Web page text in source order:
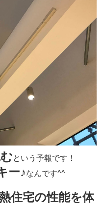
という予報です！
ー♪なんです^^
住宅の性能を体